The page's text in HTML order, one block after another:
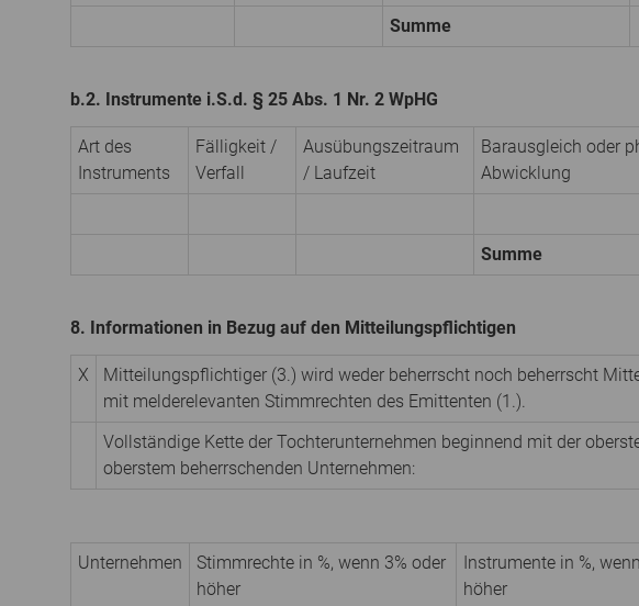
Summe
b.2. Instrumente i.S.d. § 25 Abs. 1 Nr. 2 WpHG
Art des
Instruments
Fälligkeit /
Verfall
Ausübungs­zeitraum
/ Laufzeit
Barausgleich oder
Abwicklung
Summe
8. Informationen in Bezug auf den Mitteilungspflichtigen
X
Mitteilungspflichtiger (3.) wird weder beherrscht noch beherrscht
mit melderelevanten Stimmrechten des Emittenten (1.).
Vollständige Kette der Tochterunternehmen beginnend mit der
oberstem beherrschenden Unternehmen:
Unternehmen
Stimmrechte in %, wenn 3% oder
höher
Instrumente in %,
höher